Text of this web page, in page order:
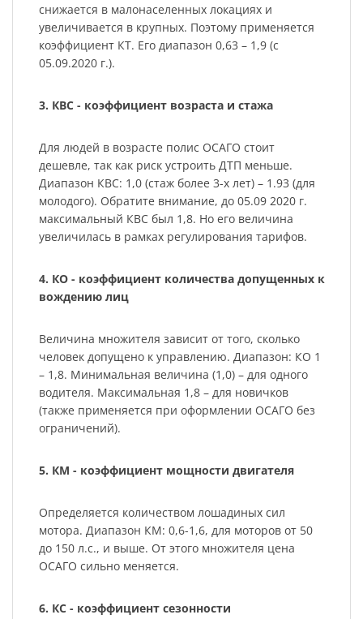
снижается в малонаселенных локациях и
увеличивается в крупных. Поэтому применяется
коэффициент КТ. Его диапазон 0,63 – 1,9 (с
05.09.2020 г.).
3. КВС - коэффициент возраста и стажа
Для людей в возрасте полис ОСАГО стоит
дешевле, так как риск устроить ДТП меньше.
Диапазон КВС: 1,0 (стаж более 3-х лет) – 1.93 (для
молодого). Обратите внимание, до 05.09 2020 г.
максимальный КВС был 1,8. Но его величина
увеличилась в рамках регулирования тарифов.
4. КО - коэффициент количества допущенных к
вождению лиц
Величина множителя зависит от того, сколько
человек допущено к управлению. Диапазон: КО 1
– 1,8. Минимальная величина (1,0) – для одного
водителя. Максимальная 1,8 – для новичков
(также применяется при оформлении ОСАГО без
ограничений).
5. КМ - коэффициент мощности двигателя
Определяется количеством лошадиных сил
мотора. Диапазон КМ: 0,6-1,6, для моторов от 50
до 150 л.с., и выше. От этого множителя цена
ОСАГО сильно меняется.
6. КС - коэффициент сезонности